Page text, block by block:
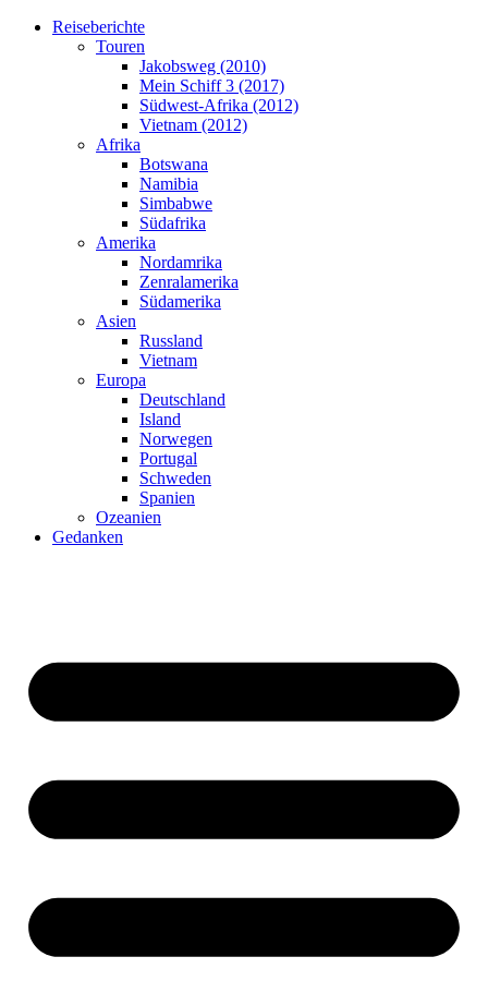
Reiseberichte
Touren
Jakobsweg (2010)
Mein Schiff 3 (2017)
Südwest-Afrika (2012)
Vietnam (2012)
Afrika
Botswana
Namibia
Simbabwe
Südafrika
Amerika
Nordamrika
Zenralamerika
Südamerika
Asien
Russland
Vietnam
Europa
Deutschland
Island
Norwegen
Portugal
Schweden
Spanien
Ozeanien
Gedanken